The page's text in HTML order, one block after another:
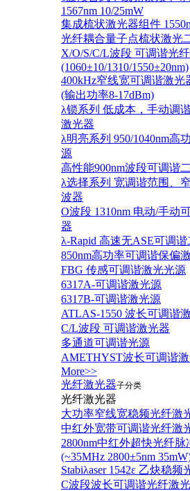
1567nm 10/25mW
集成梳状激光器组件
光纤耦合量子点梳状激光
X/O/S/C/L波段 可调谐光
(1060±10/1310/1550±20nm)
400kHz窄线宽可调谐激光
(输出功率8-17dBm)
λ锁系列 低成本，手动调
激光器
λ明亮系列 950/1040nm高
源
高性能900nm波段可调谐
λ选择系列 宽调谐范围、
波器
O波段 1310nm 电动/手动
器
λ-Rapid 高速无ASE可调
850nm高功率可调谐保偏
FBG 传感可调谐激光光源
6317A-可调谐激光源
6317B-可调谐激光源
ATLAS-1550 波长可调谐
C/L波段 可调谐激光器
多通道可调谐光源
AMETHYST波长可调谐
More>>
光纤激光器子分类
光纤激光器
大功率窄线宽稳频光纤激
中红外宽带可调谐光纤激
2800nm中红外超快光纤
(~35MHz 2800±5nm
Stabiλaser 1542ε 乙炔稳
C波段波长可调谐光纤激光